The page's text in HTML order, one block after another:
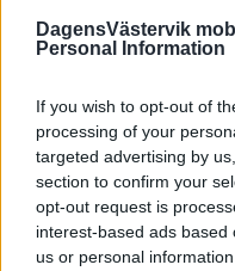
DagensVästervik
Personal Information
If you wish to opt-out of
processing of your
targeted advertising by
section to confirm your
opt-out request is
interest-based ads
us or personal